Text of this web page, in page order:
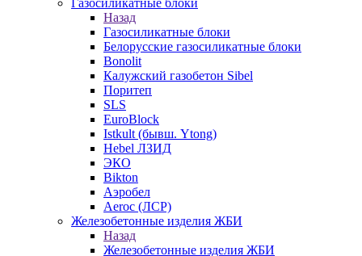
Газосиликатные блоки
Назад
Газосиликатные блоки
Белорусские газосиликатные блоки
Bonolit
Калужский газобетон Sibel
Поритеп
SLS
EuroBlock
Istkult (бывш. Ytong)
Hebel ЛЗИД
ЭКО
Bikton
Аэробел
Aeroc (ЛСР)
Железобетонные изделия ЖБИ
Назад
Железобетонные изделия ЖБИ